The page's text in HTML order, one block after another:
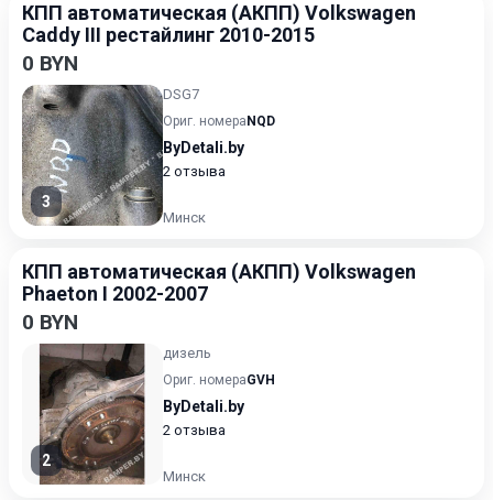
КПП автоматическая (АКПП) Volkswagen
Caddy III рестайлинг 2010-2015
0 BYN
3
DSG7
Ориг. номера NQD
ByDetali.by
2 отзыва
Минск
КПП автоматическая (АКПП) Volkswagen
Phaeton I 2002-2007
0 BYN
2
дизель
Ориг. номераGVH
ByDetali.by
2 отзыва
Минск